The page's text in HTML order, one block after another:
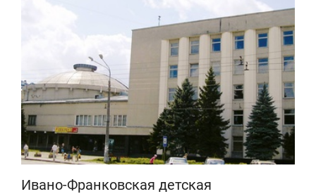
Ивано-Франковская детская